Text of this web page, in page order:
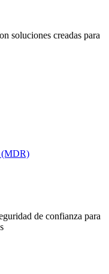
soluciones creadas para
(MDR)
de confianza para